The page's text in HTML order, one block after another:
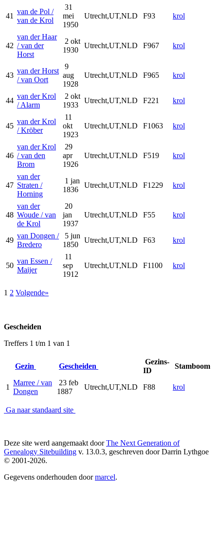
41
van de Pol /
van de Krol
31
mei
1950
Utrecht,UT,NLD F93 krol
42
van der Haar
/ van der
Horst
2 okt
1930
Utrecht,UT,NLD F967 krol
43
van der Horst
/ van Oort
9
aug
1928
Utrecht,UT,NLD F965 krol
44
van der Krol
/ Alarm
2 okt
1933
Utrecht,UT,NLD F221 krol
45
van der Krol
/ Kröber
11
okt
1923
Utrecht,UT,NLD F1063 krol
46
van der Krol
/ van den
Brom
29
apr
1926
Utrecht,UT,NLD F519 krol
47
van der
Straten /
Horning
1 jan
1836
Utrecht,UT,NLD F1229 krol
48
van der
Woude / van
de Krol
20
jan
1937
Utrecht,UT,NLD F55 krol
49
van Dongen /
Bredero
5 jun
1850
Utrecht,UT,NLD F63 krol
50
van Essen /
Maijer
11
sep
1912
Utrecht,UT,NLD F1100 krol
1 2 Volgende»
Gescheiden
Treffers 1 t/m 1 van 1
Gezin Gescheiden
Gezins-
ID
Stamboom
1
Marree / van
Dongen
23 feb
1887
Utrecht,UT,NLD F88 krol
Ga naar standaard site
Deze site werd aangemaakt doorThe Next Generation of
Genealogy Sitebuilding v. 13.0.3, geschreven door Darrin Lythgoe
© 2001-2026.
Gegevens onderhouden doormarcel.